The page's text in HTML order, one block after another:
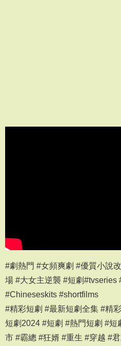
#劇熱門 #女頻爽劇 #優質小說
場 #大女主逆襲 #短劇#tvseries
#Chineseskits #shortfilms
#精彩短劇 #最新短劇全集 #精
短劇2024 #短劇 #熱門短劇 #短
市 #霸總 #狂婿 #重生 #穿越 #